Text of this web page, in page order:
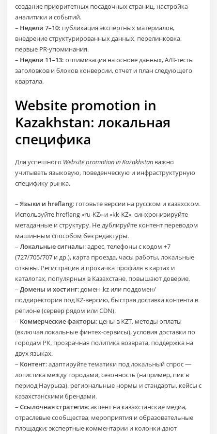
создание приоритетных посадочных страниц, настройка
аналитики и событий.
– Недели 7–10: публикация экспертных материалов,
внедрение структурированных данных, перелинковка,
первые PR‑упоминания.
– Недели 11–13: оптимизация на основе данных, A/B‑тесты
заголовков и блоков конверсии, отчет и план следующего
квартала.
Website promotion in
Kazakhstan: локальная
специфика
Для успешного Website promotion in Kazakhstan важно
учитывать языковую, поведенческую и инфраструктурную
специфику рынка.
–Языки и hreflang: готовьте версии на русском и казахском.
Используйте hreflang «ru-KZ» и «kk-KZ», синхронизируйте
метаданные и структуру. Не дублируйте контент переводом
машинным способом без редактуры.
–Локальные сигналы: адрес, телефоны с кодом +7
(727/705/707 и др.), карта проезда, часы работы, локальные
отзывы. Регистрация и прокачка профиля в картах и
каталогах, популярных в Казахстане, повышают доверие.
–Домены и хостинг: домен .kz или поддомен/
поддиректория под KZ‑версию, быстрая доставка контента в
регионе (сервер рядом или CDN).
– Коммерческие факторы: цены в KZT, методы оплаты
(включая локальные финтех‑сервисы), условия доставки по
городам РК, прозрачная политика возврата, поддержка на
двух языках.
– Контент: адаптируйте тематики под локальный спрос —
логистика между городами, сезонность (например, пик в
период Наурыза), региональные нормы и стандарты, кейсы с
казахстанскими брендами.
–Ссылочная стратегия: акцент на казахстанские медиа,
отраслевые сообщества, мероприятия и образовательные
площадки; экспертные комментарии и колонки дают